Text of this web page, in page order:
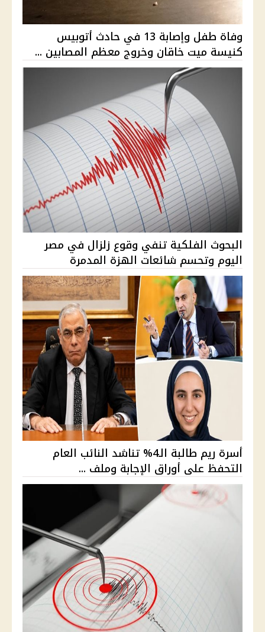
وفاة طفل وإصابة 13 في حادث أتوبيس
كنيسة ميت خاقان وخروج معظم المصابين ...
البحوث الفلكية تنفي وقوع زلزال في مصر
اليوم وتحسم شائعات الهزة المدمرة
أسرة ريم طالبة الـ4% تناشد النائب العام
التحفظ على أوراق الإجابة وملف ...